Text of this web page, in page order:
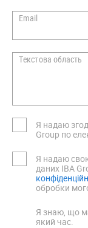
Email
Текстова область
Я надаю
Group по
Я надаю
даних IBA
обробки
Я знаю, що
який час.